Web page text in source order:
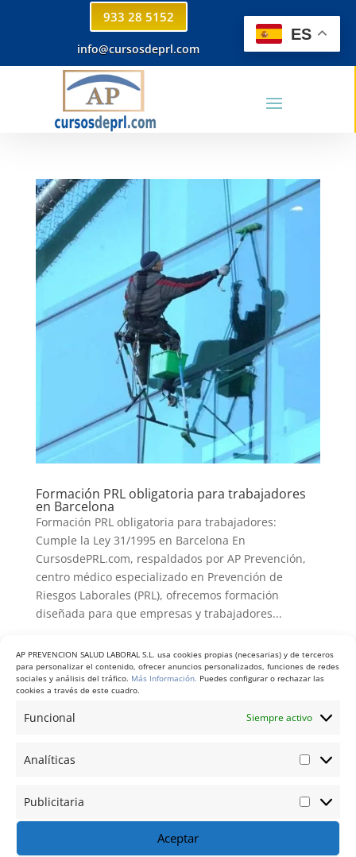
AP PREVENCION SALUD LABORAL S.L. usa cookies propias (necesarias) y de terceros
para personalizar el contenido, ofrecer anuncios personalizados, funciones de redes
sociales y análisis del tráfico. Más Información. Puedes configurar o rechazar las
cookies a través de este cuadro.
Funcional Siempre activo
Analíticas
Publicitaria
Aceptar
933 28 5152
info@cursosdeprl.com
Formación PRL obligatoria para trabajadores
en Barcelona
Formación PRL obligatoria para trabajadores:
Cumple la Ley 31/1995 en Barcelona En
CursosdePRL.com, respaldados por AP Prevención,
centro médico especializado en Prevención de
Riesgos Laborales (PRL), ofrecemos formación
diseñada para que empresas y trabajadores...
ES